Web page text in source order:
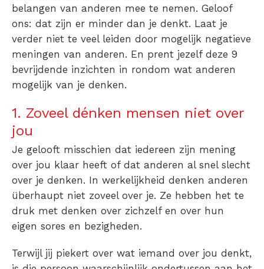
belangen van anderen mee te nemen. Geloof
ons: dat zijn er minder dan je denkt. Laat je
verder niet te veel leiden door mogelijk negatieve
meningen van anderen. En prent jezelf deze 9
bevrijdende inzichten in rondom wat anderen
mogelijk van je denken.
1. Zoveel dénken mensen niet over
jou
Je gelooft misschien dat iedereen zijn mening
over jou klaar heeft of dat anderen al snel slecht
over je denken. In werkelijkheid denken anderen
überhaupt niet zoveel over je. Ze hebben het te
druk met denken over zichzelf en over hun
eigen sores en bezigheden.
Terwijl jij piekert over wat iemand over jou denkt,